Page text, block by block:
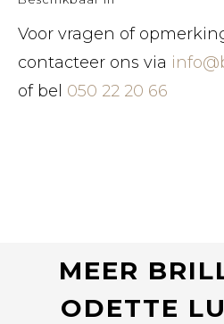
Voor vragen of
contacteer ons via
of bel 050 22 20 66
MEER
ODETTE